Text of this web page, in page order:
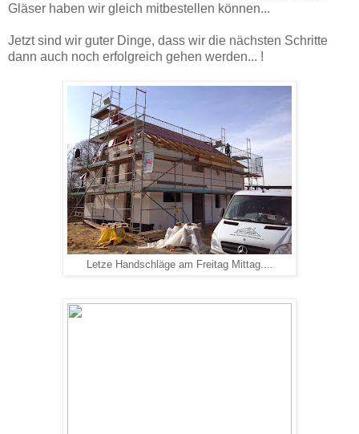
Gläser haben wir gleich mitbestellen können...
Jetzt sind wir guter Dinge, dass wir die nächsten Schritte
dann auch noch erfolgreich gehen werden... !
Letze Handschläge am Freitag Mittag....